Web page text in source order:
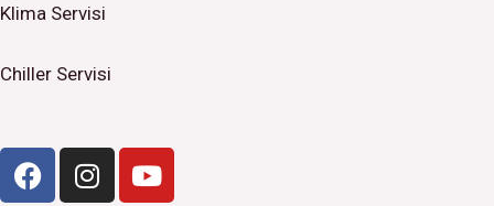
Klima Servisi
Chiller Servisi
F
a
I
n
Y
o